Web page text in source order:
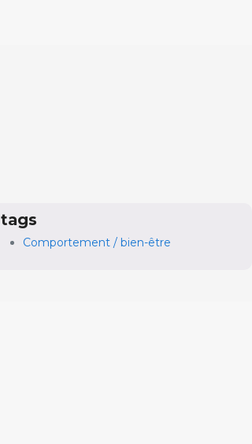
tags
Comportement / bien-être